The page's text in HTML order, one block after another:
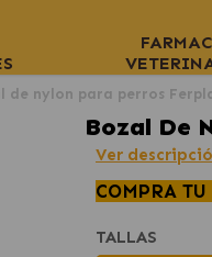
de nylon para perros
Bozal De
Ver
COMPRA
TALLAS